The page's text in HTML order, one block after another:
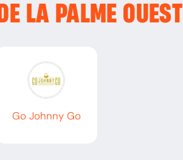
LA PALME OUEST
Go Johnny Go